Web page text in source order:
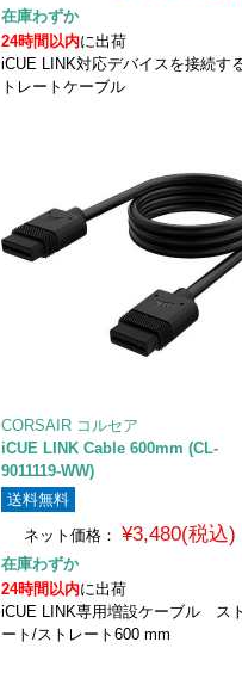
在庫わずか
24時間以内に出荷
iCUE LINK対応デバイスを接続す
トレートケーブル
CORSAIR コルセア
iCUE LINK Cable 600mm (CL-
9011119-WW)
送料無料
ネット価格： ¥3,480(税込)
在庫わずか
24時間以内に出荷
iCUE LINK専用増設ケーブル ス
ート/ストレート600 mm